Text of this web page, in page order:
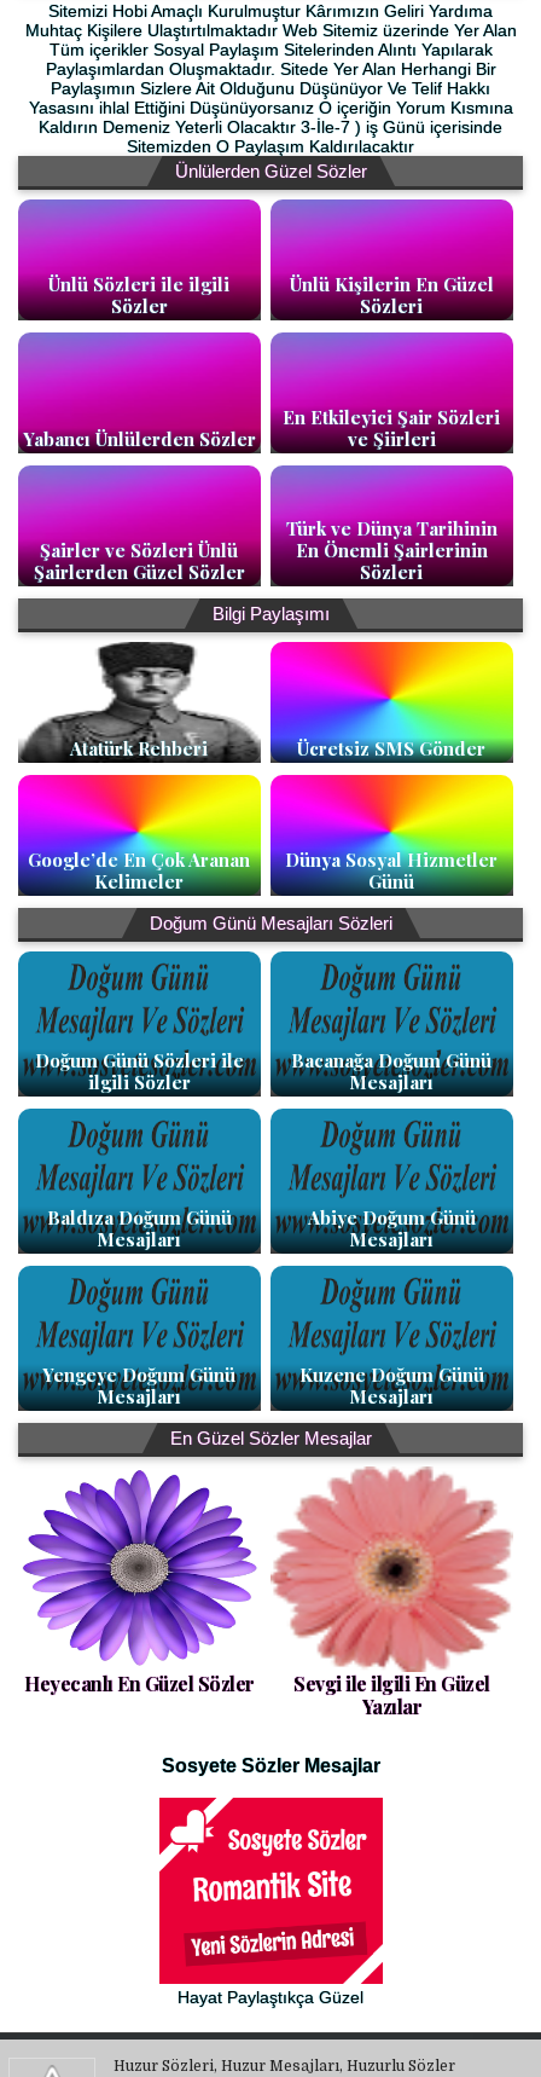
Sitemizi Hobi Amaçlı Kurulmuştur Kârımızın Geliri Yardıma
Muhtaç Kişilere Ulaştırtılmaktadır Web Sitemiz üzerinde Yer Alan
Tüm içerikler Sosyal Paylaşım Sitelerinden Alıntı Yapılarak
Paylaşımlardan Oluşmaktadır. Sitede Yer Alan Herhangi Bir
Paylaşımın Sizlere Ait Olduğunu Düşünüyor Ve Telif Hakkı
Yasasını ihlal Ettiğini Düşünüyorsanız O içeriğin Yorum Kısmına
Kaldırın Demeniz Yeterli Olacaktır 3-İle-7 ) iş Günü içerisinde
Sitemizden O Paylaşım Kaldırılacaktır
Ünlülerden Güzel Sözler
Ünlü Sözleri ile ilgili
Sözler
Ünlü Kişilerin En Güzel
Sözleri
Yabancı Ünlülerden Sözler
En Etkileyici Şair Sözleri
ve Şiirleri
Şairler ve Sözleri Ünlü
Şairlerden Güzel Sözler
Türk ve Dünya Tarihinin
En Önemli Şairlerinin
Sözleri
Bilgi Paylaşımı
Atatürk Rehberi Ücretsiz SMS Gönder
Google’de En Çok Aranan
Kelimeler
Dünya Sosyal Hizmetler
Günü
Doğum Günü Mesajları Sözleri
Doğum Günü Sözleri ile
ilgili Sözler
Bacanağa Doğum Günü
Mesajları
Baldıza Doğum Günü
Mesajları
Abiye Doğum Günü
Mesajları
Yengeye Doğum Günü
Mesajları
Kuzene Doğum Günü
Mesajları
En Güzel Sözler Mesajlar
Heyecanlı En Güzel Sözler
Sevgi ile ilgili En Güzel
Yazılar
Sosyete Sözler Mesajlar
Hayat Paylaştıkça Güzel
Huzur Sözleri, Huzur Mesajları, Huzurlu Sözler